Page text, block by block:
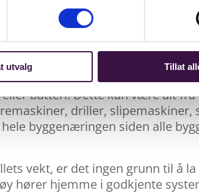
utvalg Tillat
batteri. Dette kan være alt
driller, slipemaskiner,
byggenæringen siden alle
vekt, er det ingen grunn til å
hører hjemme i godkjente